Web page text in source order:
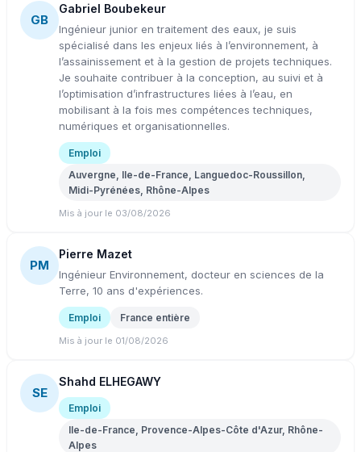
GB
Gabriel Boubekeur
Ingénieur junior en traitement des eaux, je suis
spécialisé dans les enjeux liés à l’environnement, à
l’assainissement et à la gestion de projets techniques.
Je souhaite contribuer à la conception, au suivi et à
l’optimisation d’infrastructures liées à l’eau, en
mobilisant à la fois mes compétences techniques,
numériques et organisationnelles.
Emploi
Auvergne, Ile-de-France, Languedoc-Roussillon,
Midi-Pyrénées, Rhône-Alpes
Mis à jour le 03/08/2026
PM
Pierre Mazet
Ingénieur Environnement, docteur en sciences de la
Terre, 10 ans d'expériences.
Emploi France entière
Mis à jour le 01/08/2026
SE
Shahd ELHEGAWY
Emploi
Ile-de-France, Provence-Alpes-Côte d'Azur, Rhône-
Alpes